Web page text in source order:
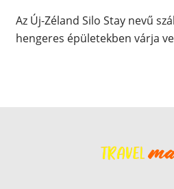
Az Új-Zéland Silo Stay nevű
hengeres épületekben várja